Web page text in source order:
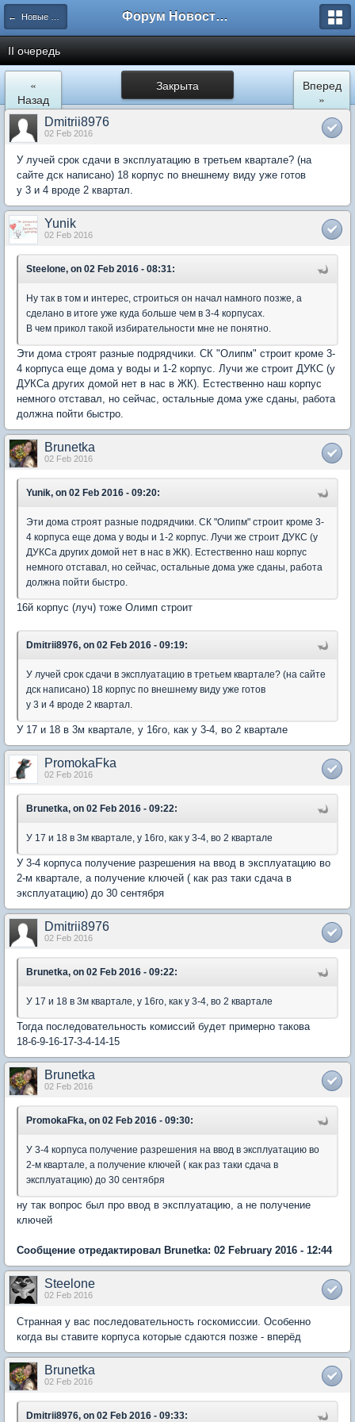
← Новые Водники Форум Новостройки
II очередь
Закрыта
«
Назад
Вперед
»
Dmitrii8976
02 Feb 2016
У лучей срок сдачи в эксплуатацию в третьем квартале? (на
сайте дск написано) 18 корпус по внешнему виду уже готов
у 3 и 4 вроде 2 квартал.
Yunik
02 Feb 2016
Steelone, on 02 Feb 2016 - 08:31:
Ну так в том и интерес, строиться он начал намного позже, а
сделано в итоге уже куда больше чем в 3-4 корпусах.
В чем прикол такой избирательности мне не понятно.
Эти дома строят разные подрядчики. СК "Олипм" строит кроме 3-
4 корпуса еще дома у воды и 1-2 корпус. Лучи же строит ДУКС (у
ДУКСа других домой нет в нас в ЖК). Естественно наш корпус
немного отставал, но сейчас, остальные дома уже сданы, работа
должна пойти быстро.
Brunetka
02 Feb 2016
Yunik, on 02 Feb 2016 - 09:20:
Эти дома строят разные подрядчики. СК "Олипм" строит кроме 3-
4 корпуса еще дома у воды и 1-2 корпус. Лучи же строит ДУКС (у
ДУКСа других домой нет в нас в ЖК). Естественно наш корпус
немного отставал, но сейчас, остальные дома уже сданы, работа
должна пойти быстро.
16й корпус (луч) тоже Олимп строит
Dmitrii8976, on 02 Feb 2016 - 09:19:
У лучей срок сдачи в эксплуатацию в третьем квартале? (на сайте
дск написано) 18 корпус по внешнему виду уже готов
у 3 и 4 вроде 2 квартал.
У 17 и 18 в 3м квартале, у 16го, как у 3-4, во 2 квартале
PromokaFka
02 Feb 2016
Brunetka, on 02 Feb 2016 - 09:22:
У 17 и 18 в 3м квартале, у 16го, как у 3-4, во 2 квартале
У 3-4 корпуса получение разрешения на ввод в эксплуатацию во
2-м квартале, а получение ключей ( как раз таки сдача в
эксплуатацию) до 30 сентября
Dmitrii8976
02 Feb 2016
Brunetka, on 02 Feb 2016 - 09:22:
У 17 и 18 в 3м квартале, у 16го, как у 3-4, во 2 квартале
Тогда последовательность комиссий будет примерно такова
18-6-9-16-17-3-4-14-15
Brunetka
02 Feb 2016
PromokaFka, on 02 Feb 2016 - 09:30:
У 3-4 корпуса получение разрешения на ввод в эксплуатацию во
2-м квартале, а получение ключей ( как раз таки сдача в
эксплуатацию) до 30 сентября
ну так вопрос был про ввод в эксплуатацию, а не получение
ключей
Сообщение отредактировал Brunetka: 02 February 2016 - 12:44
Steelone
02 Feb 2016
Странная у вас последовательность госкомиссии. Особенно
когда вы ставите корпуса которые сдаются позже - вперёд
Brunetka
02 Feb 2016
Dmitrii8976, on 02 Feb 2016 - 09:33: